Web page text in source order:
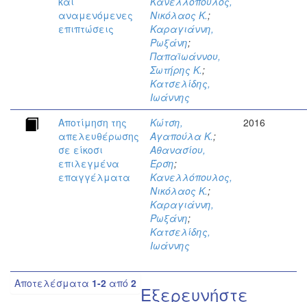
αναμενόμενες
επιπτώσεις
Νικόλαος Κ.;
Καραγιάννη,
Ρωξάνη;
Παπαϊωάννου,
Σωτήρης Κ.;
Κατσελίδης,
Ιωάννης
Αποτίμηση της
απελευθέρωσης
σε είκοσι
επιλεγμένα
επαγγέλματα
Κώτση,
Αγαπούλα Κ.;
Αθανασίου,
Έρση;
Κανελλόπουλος,
Νικόλαος Κ.;
Καραγιάννη,
Ρωξάνη;
Κατσελίδης,
Ιωάννης
2016
Αποτελέσματα 1-2 από 2 Εξερευνήστε